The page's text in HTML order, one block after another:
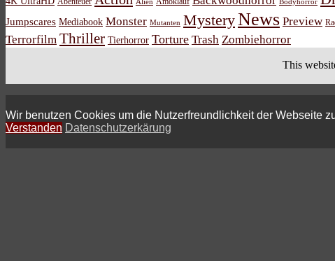
Jumpscares Mediabook Monster Mutanten MysteryNews Preview
Terrorfilm Thriller Tierhorror Torture Trash Zombiehorror
This
Wir benutzen Cookies um die Nutzerfreundlichkeit der Webseite
Verstanden Datenschutzerkärung